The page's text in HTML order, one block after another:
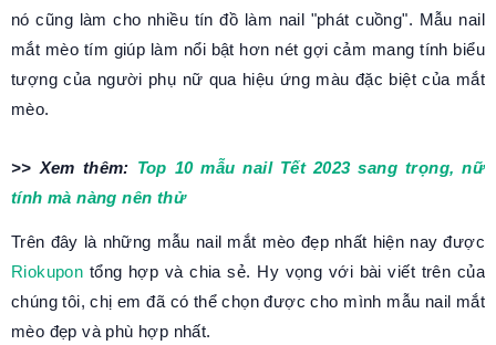
nó cũng làm cho nhiều tín đồ làm nail "phát cuồng". Mẫu nail
mắt mèo tím giúp làm nổi bật hơn nét gợi cảm mang tính biểu
tượng của người phụ nữ qua hiệu ứng màu đặc biệt của mắt
mèo.
>> Xem thêm: Top 10 mẫu nail Tết 2023 sang trọng, nữ
tính mà nàng nên thử
Trên đây là những mẫu nail mắt mèo đẹp nhất hiện nay được
Riokupon tổng hợp và chia sẻ. Hy vọng với bài viết trên của
chúng tôi, chị em đã có thể chọn được cho mình mẫu nail mắt
mèo đẹp và phù hợp nhất.